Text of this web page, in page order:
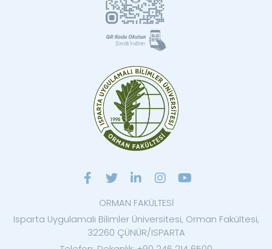
ORMAN FAKÜLTESİ
Isparta Uygulamalı Bilimler Üniversitesi, Orman Fakültesi,
32260 ÇÜNÜR/ISPARTA